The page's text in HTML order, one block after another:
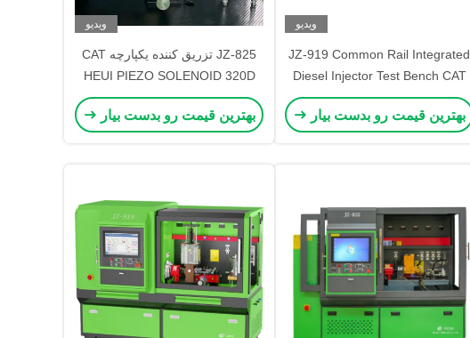
ویدیو
JZ-919 Common Rail Integrated
Diesel Injector Test Bench CAT
HEUI EUI EUP دستگاه های آزمایش
یکپارچه دیزل
بهترین قیمت رو بدست بیار
ویدیو
JZ-825 تزریق کننده یکپارچه CAT
HEUI PIEZO SOLENOID 320D
پمپ بنک آزمون Common Rail
بهترین قیمت رو بدست بیار